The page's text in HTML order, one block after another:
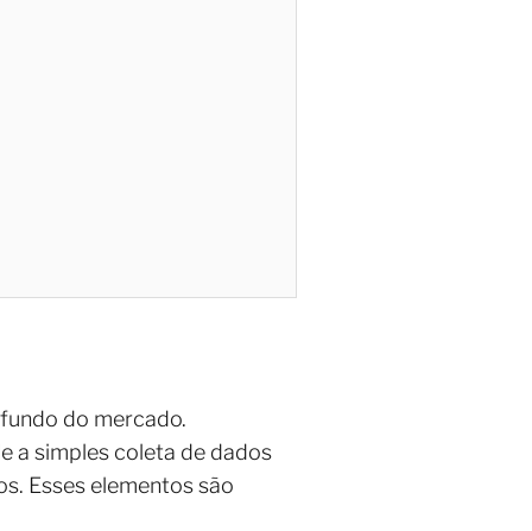
do mercado.
a simples coleta de dados
Esses elementos são